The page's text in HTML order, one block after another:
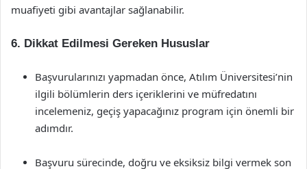
muafiyeti gibi avantajlar sağlanabilir.
6. Dikkat Edilmesi Gereken Hususlar
Başvurularınızı yapmadan önce, Atılım Üniversitesi’nin
ilgili bölümlerin ders içeriklerini ve müfredatını
incelemeniz, geçiş yapacağınız program için önemli bir
adımdır.
Başvuru sürecinde, doğru ve eksiksiz bilgi vermek son